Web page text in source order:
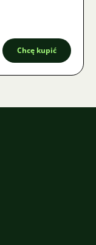
Chcę kupić